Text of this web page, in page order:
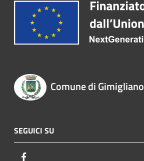
Comune di Gimigliano
SEGUICI SU